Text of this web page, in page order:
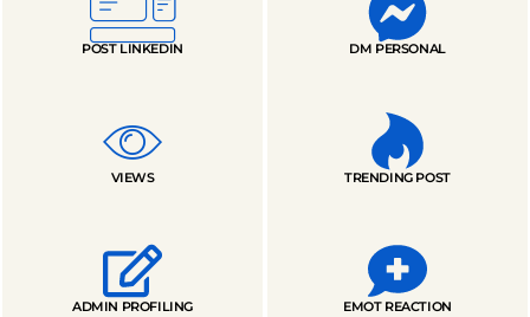
POST LINKEDIN DM PERSONAL
VIEWS TRENDING POST
ADMIN PROFILING EMOT REACTION